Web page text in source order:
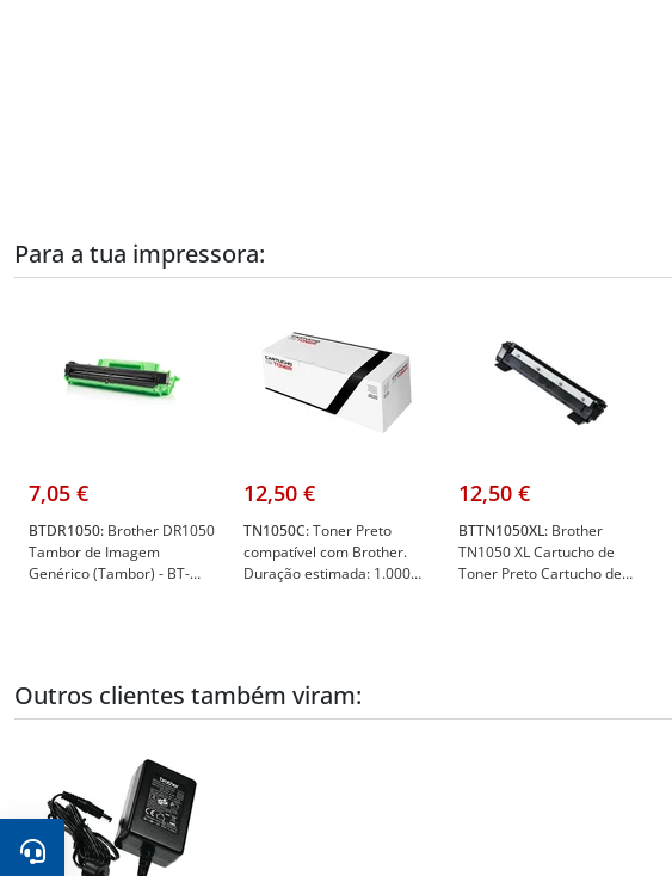
Para a tua impressora:
7,05 €
BTDR1050: Brother DR1050
Tambor de Imagem
Genérico (Tambor) - BT-
12,50 €
TN1050C:Toner Preto
compatível com Brother.
Duração estimada: 1.000
12,50 €
BTTN1050XL: Brother
TN1050 XL Cartucho de
Toner Preto Cartucho de
Outros clientes também viram: